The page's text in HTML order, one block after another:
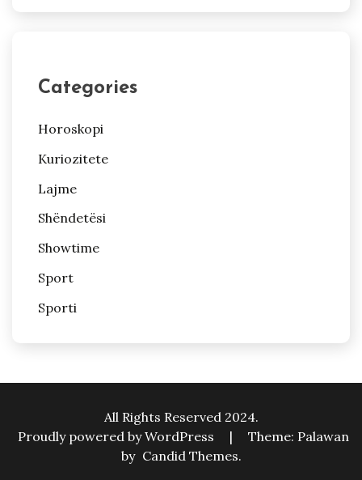
Categories
Horoskopi
Kuriozitete
Lajme
Shëndetësi
Showtime
Sport
Sporti
All Rights Reserved 2024.
Proudly powered by WordPress
|
Theme: Palawan
by Candid Themes.